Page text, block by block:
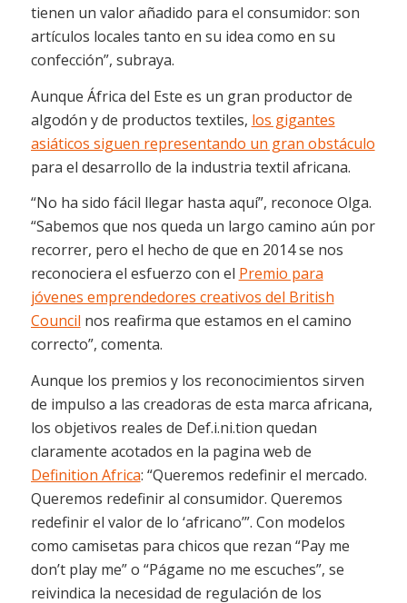
tienen un valor añadido para el consumidor: son
artículos locales tanto en su idea como en su
confección”, subraya.
Aunque África del Este es un gran productor de
algodón y de productos textiles, los gigantes
asiáticos siguen representando un gran obstáculo
para el desarrollo de la industria textil africana.
“No ha sido fácil llegar hasta aquí”, reconoce Olga.
“Sabemos que nos queda un largo camino aún por
recorrer, pero el hecho de que en 2014 se nos
reconociera el esfuerzo con el Premio para
jóvenes emprendedores creativos del British
Council nos reafirma que estamos en el camino
correcto”, comenta.
Aunque los premios y los reconocimientos sirven
de impulso a las creadoras de esta marca africana,
los objetivos reales de Def.i.ni.tion quedan
claramente acotados en la pagina web de
Definition Africa: “Queremos redefinir el mercado.
Queremos redefinir al consumidor. Queremos
redefinir el valor de lo ‘africano’”. Con modelos
como camisetas para chicos que rezan “Pay me
don’t play me” o “Págame no me escuches”, se
reivindica la necesidad de regulación de los